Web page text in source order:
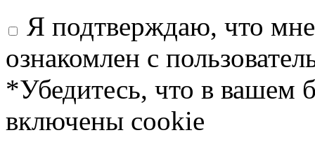
Я подтверждаю, что
ознакомлен с
*Убедитесь, что в вашем
включены cookie